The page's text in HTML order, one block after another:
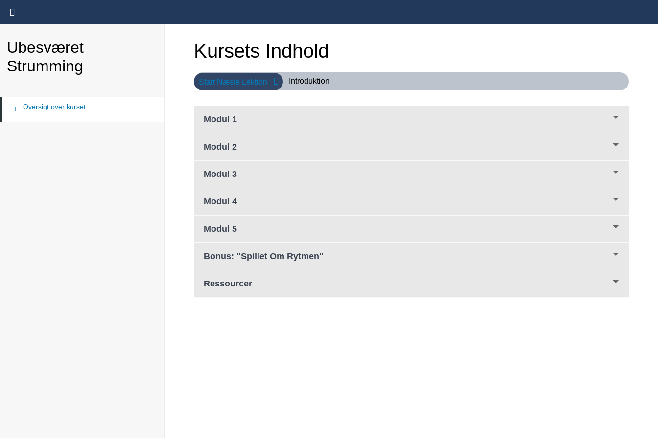
Return to all kurser
Ubesværet
Strumming
Oversigt over kurset
Kursets Indhold
Start Næste Lektion Introduktion
Modul 1
Modul 2
Modul 3
Modul 4
Modul 5
Bonus: "Spillet Om Rytmen"
Ressourcer